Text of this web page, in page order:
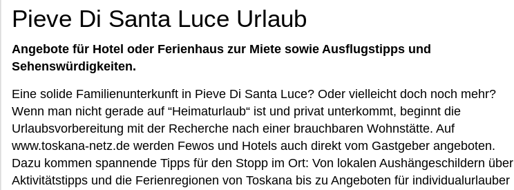
Pieve Di Santa Luce Urlaub
Angebote für Hotel oder Ferienhaus zur Miete sowie Ausflugstipps und
Sehenswürdigkeiten.
Eine solide Familienunterkunft in Pieve Di Santa Luce? Oder vielleicht doch noch mehr?
Wenn man nicht gerade auf “Heimaturlaub“ ist und privat unterkommt, beginnt die
Urlaubsvorbereitung mit der Recherche nach einer brauchbaren Wohnstätte. Auf
www.toskana-netz.de werden Fewos und Hotels auch direkt vom Gastgeber angeboten.
Dazu kommen spannende Tipps für den Stopp im Ort: Von lokalen Aushängeschildern über
Aktivitätstipps und die Ferienregionen von Toskana bis zu Angeboten für individualurlauber